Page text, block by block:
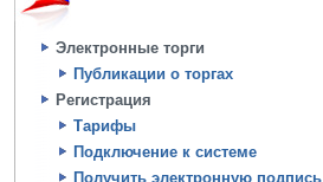
Электронные торги
Публикации о торгах
Регистрация
Тарифы
Подключение к системе
Получить электронную подпись